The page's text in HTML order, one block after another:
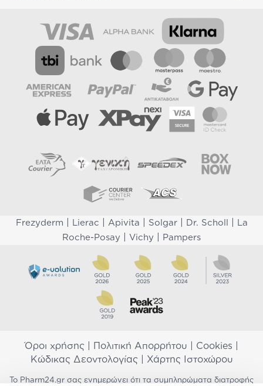
Frezyderm Lierac Apivita Solgar| Dr. Scholl
La
Roche-Posay
Vichy Pampers
Όροι χρήσης Πολιτική Απορρήτου Cookies
Κώδικας Δεοντολογίας| Χάρτης Ιστοχώρου
Το Pharm24.gr σας ενημερώνει ότι τα συμπληρώματα διατροφής